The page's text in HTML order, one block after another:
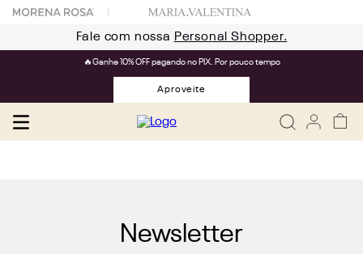
Fale com nossa Personal Shopper.
🔥Ganhe 10% OFF pagando no PIX. Por pouco tempo
Aproveite
Newsletter